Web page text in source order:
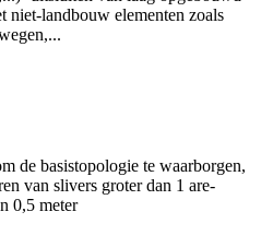
niet-landbouw elementen zoals
de basistopologie te waarborgen,
van slivers groter dan 1 are-
0,5 meter